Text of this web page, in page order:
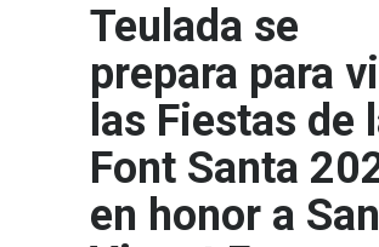
Teulada se
prepara para
las Fiestas de
Font Santa
en honor a